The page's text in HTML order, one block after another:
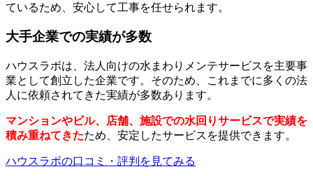
ているため、安心して工事を任せられます。
大手企業での実績が多数
ハウスラボは、法人向けの水まわりメンテサービスを主要事
業として創立した企業です。そのため、これまでに多くの法
人に依頼されてきた実績が多数あります。
マンションやビル、店舗、施設での水回りサービスで実績を
積み重ねてきたため、安定したサービスを提供できます。
ハウスラボの口コミ・評判を見てみる